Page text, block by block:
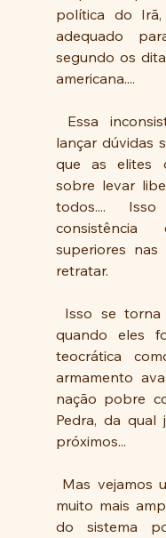
política do
adequado
segundo os
americana....
lançar dúvidas
que as elites
sobre levar
todos....  Isso
superiores
retratar.
quando eles
teocrática
armamento
nação pobre
Pedra, da qual
próximos...
muito mais
do sistema